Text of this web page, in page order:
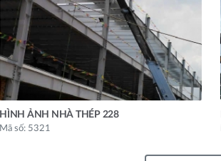
HÌNH ẢNH NHÀ THÉP 228
Mã số: 5321